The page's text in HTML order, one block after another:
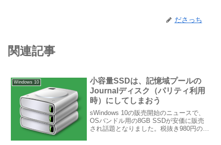
ださっち
関連記事
Windows 10
小容量SSDは、記憶域プールの
Journalディスク（パリティ利用
時）にしてしまおう
sWindows 10の販売開始のニュースで、
OSバンドル用の8GB SSDが安価に販売
され話題となりました。税抜き980円の